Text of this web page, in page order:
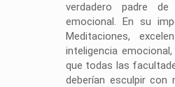
verdadero padre de
emocional. En su
Meditaciones,
inteligencia
que todas las
deberían esculpir con